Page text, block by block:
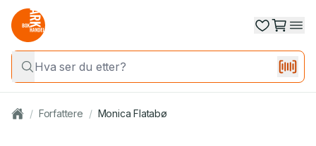
/ Forfattere / Monica Flatabø